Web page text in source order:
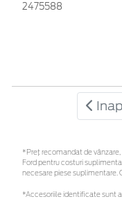
2475588
*Preţ recomandat de
Ford pentru costuri
necesare piese suplimentare.
*Accesoriile identificate sunt